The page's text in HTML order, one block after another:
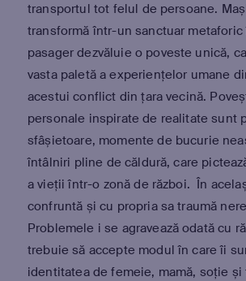
transportul tot felul de persoane.
transformă într-un sanctuar metaforic
pasager dezvăluie o poveste unică,
vasta paletă a experiențelor umane
acestui conflict din țara vecină.
personale inspirate de realitate sunt
sfâșietoare, momente de bucurie
întâlniri pline de căldură, care
a vieții într-o zonă de război. În
confruntă și cu propria sa traumă
Problemele i se agravează odată cu
trebuie să accepte modul în care îi
identitatea de femeie, mamă, soție și